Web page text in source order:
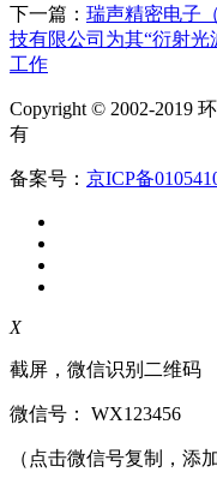
下一篇： 瑞声精密电子
技有限公司为其“衍射
工作
Copyright © 2002-2019
有
备案号： 京ICP备
X
截屏，微信识别二维码
微信号： WX123456
（点击微信号复制，添